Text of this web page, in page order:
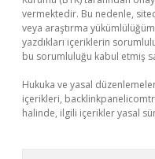
vermektedir. Bu nedenle,
veya araştırma
yazdıkları içeriklerin
bu sorumluluğu kabul etmiş
Hukuka ve yasal
içerikleri,
halinde, ilgili içerikler yasal